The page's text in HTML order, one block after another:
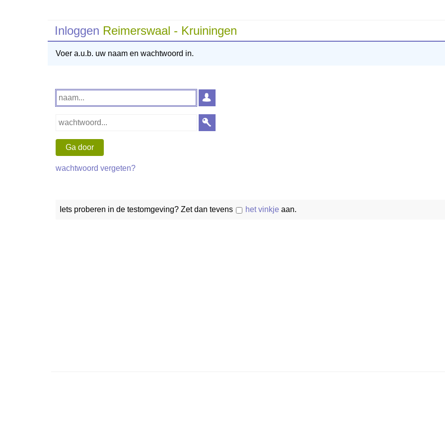
Inloggen Reimerswaal - Kruiningen
Voer a.u.b. uw naam en wachtwoord in.
wachtwoord vergeten?
Iets proberen in de testomgeving? Zet dan tevens het vinkje aan.